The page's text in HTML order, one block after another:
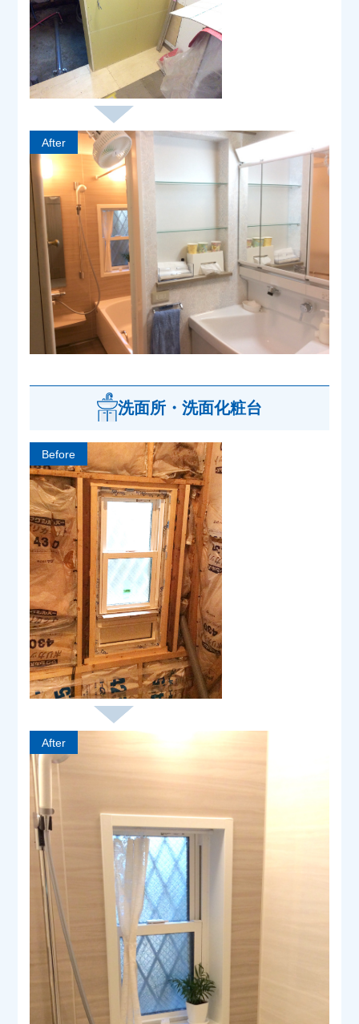
After
洗面所・洗面化粧台
Before
After